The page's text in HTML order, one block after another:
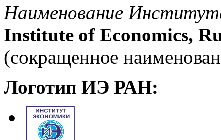
Наименование
Institute of Economics,
(сокращенное
Логотип ИЭ РАН: